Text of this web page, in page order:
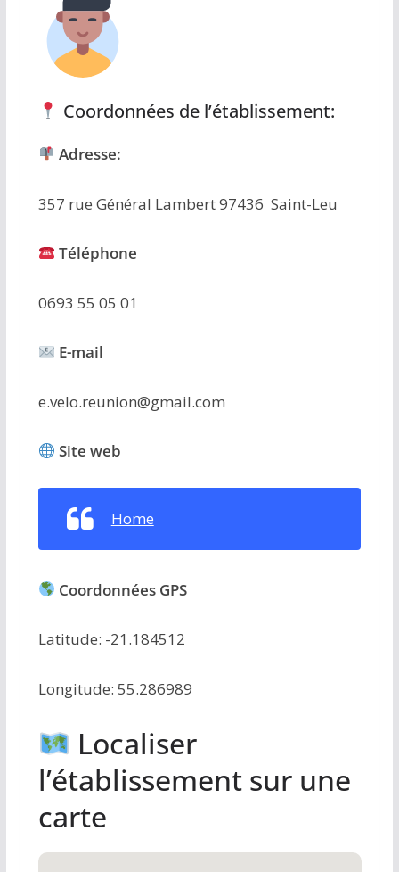
Coordonnées de l’établissement:
Adresse:
357 rue Général Lambert 97436 Saint-Leu
Téléphone
0693 55 05 01
E-mail
e.velo.reunion@gmail.com
Site web
Home
Coordonnées GPS
Latitude: -21.184512
Longitude: 55.286989
Localiser
l’établissement sur une
carte